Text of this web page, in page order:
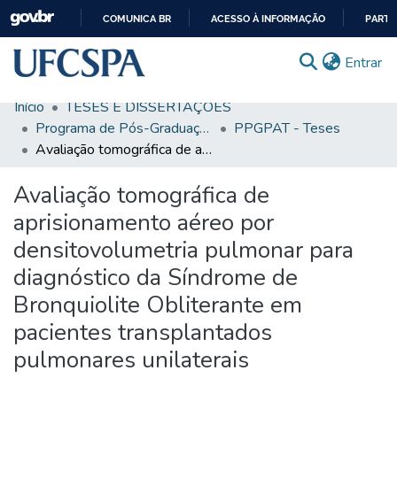
CONTEÚDO
COMUNICA BR ACESSO À INFORMAÇÃO
Entrar
Comunidades & Coleções
Busca Facetada
Estatísticas
Autoarquivamento
Sobre o RI-UFCSPA
FAQ
Ajuda
Início
TESES E DISSERTAÇÕES
Programa de Pós-Graduação em Patologia
PPGPAT - Teses
Avaliação tomográfica de aprisionamento aéreo por densitovolumetria pulmonar para diagnóstico da Síndrome de Bronquiolite Obliterante em pacientes transplantados pulmonares unilaterais
Avaliação tomográfica de
aprisionamento aéreo por
densitovolumetria pulmonar para
diagnóstico da Síndrome de
Bronquiolite Obliterante em
pacientes transplantados
pulmonares unilaterais